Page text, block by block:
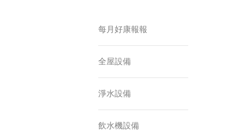
每月好康報報
全屋設備
淨水設備
飲水機設備